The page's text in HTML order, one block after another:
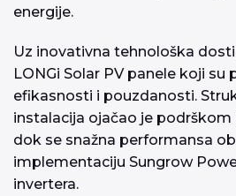
energije.
Uz inovativna tehnološka
LONGi Solar PV panele koji
efikasnosti i pouzdanosti.
instalacija ojačao je podrškom
dok se snažna performansa
implementaciju Sungrow
invertera.